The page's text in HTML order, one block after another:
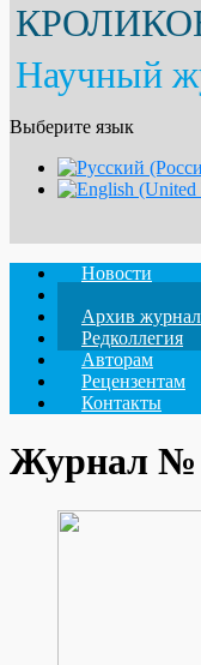
Научный
Выберите язык
Новости
Архив
Редколлегия
Авторам
Рецензентам
Контакты
Журнал №